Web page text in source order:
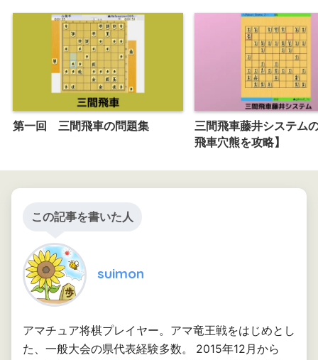
第一回 三間飛車の問題集
三間飛車藤井システム
飛車穴熊を攻略】
この記事を書いた人
suimon
アマチュア将棋プレイヤー。アマ竜王戦をはじめとし
た、一般大会の県代表経験多数。 2015年12月から